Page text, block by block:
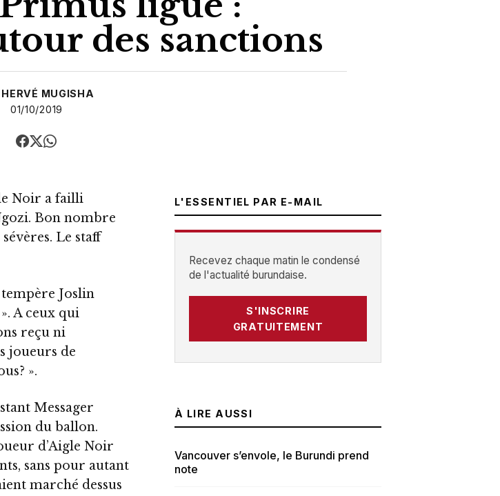
des sanctions
HERVÉ MUGISHA
01/10/2019
Noir a failli
Bon nombre
Le staff
tempère Joslin
A ceux qui
reçu ni
joueurs de
».
Messager
du ballon.
d’Aigle Noir
sans pour autant
marché dessus
L'ESSENTIEL PAR E-MAIL
Recevez chaque matin le condensé
de l'actualité burundaise.
S'INSCRIRE
GRATUITEMENT
À LIRE AUSSI
Vancouver s’envole, le Burundi prend
note